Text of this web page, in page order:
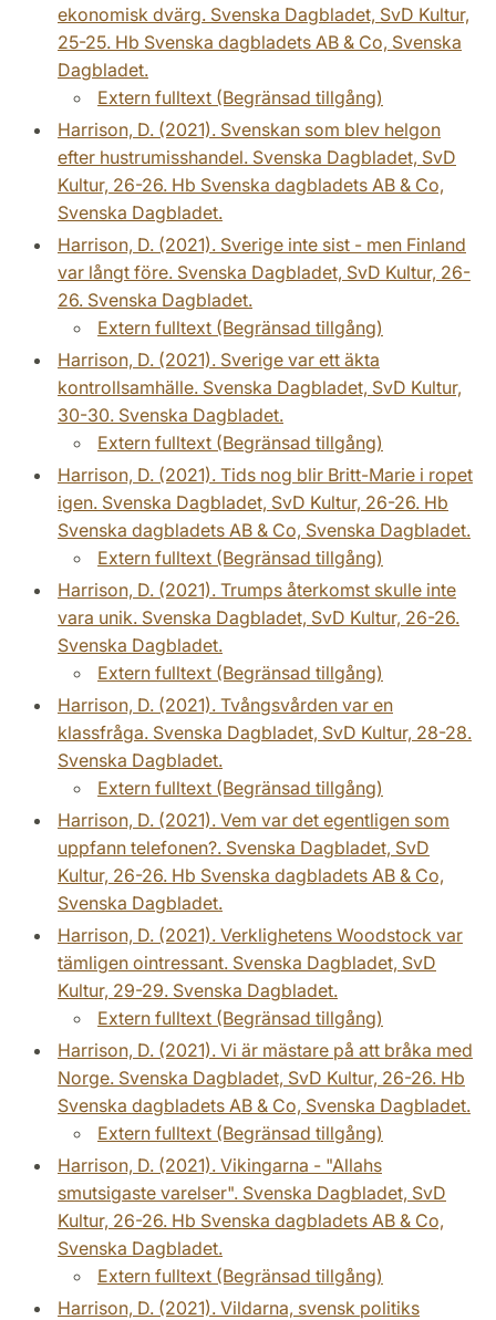
ekonomisk dvärg. Svenska Dagbladet, SvD Kultur,
25-25. Hb Svenska dagbladets AB & Co, Svenska
Dagbladet.
Extern fulltext (Begränsad tillgång)
Harrison, D. (2021). Svenskan som blev helgon
efter hustrumisshandel. Svenska Dagbladet, SvD
Kultur, 26-26. Hb Svenska dagbladets AB & Co,
Svenska Dagbladet.
Harrison, D. (2021). Sverige inte sist - men Finland
var långt före. Svenska Dagbladet, SvD Kultur, 26-
26. Svenska Dagbladet.
Extern fulltext (Begränsad tillgång)
Harrison, D. (2021). Sverige var ett äkta
kontrollsamhälle. Svenska Dagbladet, SvD Kultur,
30-30. Svenska Dagbladet.
Extern fulltext (Begränsad tillgång)
Harrison, D. (2021). Tids nog blir Britt-Marie i ropet
igen. Svenska Dagbladet, SvD Kultur, 26-26. Hb
Svenska dagbladets AB & Co, Svenska Dagbladet.
Extern fulltext (Begränsad tillgång)
Harrison, D. (2021). Trumps återkomst skulle inte
vara unik. Svenska Dagbladet, SvD Kultur, 26-26.
Svenska Dagbladet.
Extern fulltext (Begränsad tillgång)
Harrison, D. (2021). Tvångsvården var en
klassfråga. Svenska Dagbladet, SvD Kultur, 28-28.
Svenska Dagbladet.
Extern fulltext (Begränsad tillgång)
Harrison, D. (2021). Vem var det egentligen som
uppfann telefonen?. Svenska Dagbladet, SvD
Kultur, 26-26. Hb Svenska dagbladets AB & Co,
Svenska Dagbladet.
Harrison, D. (2021). Verklighetens Woodstock var
tämligen ointressant. Svenska Dagbladet, SvD
Kultur, 29-29. Svenska Dagbladet.
Extern fulltext (Begränsad tillgång)
Harrison, D. (2021). Vi är mästare på att bråka med
Norge. Svenska Dagbladet, SvD Kultur, 26-26. Hb
Svenska dagbladets AB & Co, Svenska Dagbladet.
Extern fulltext (Begränsad tillgång)
Harrison, D. (2021). Vikingarna - "Allahs
smutsigaste varelser". Svenska Dagbladet, SvD
Kultur, 26-26. Hb Svenska dagbladets AB & Co,
Svenska Dagbladet.
Extern fulltext (Begränsad tillgång)
Harrison, D. (2021). Vildarna, svensk politiks